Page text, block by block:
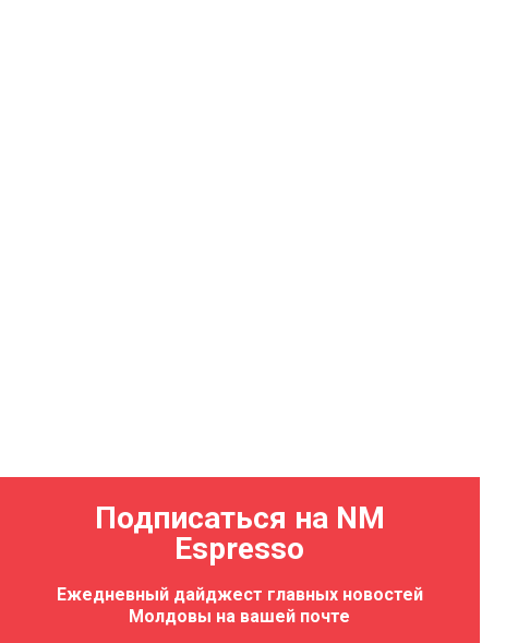
Подписаться на NM
Espresso
Ежедневный дайджест главных новостей
Молдовы на вашей почте